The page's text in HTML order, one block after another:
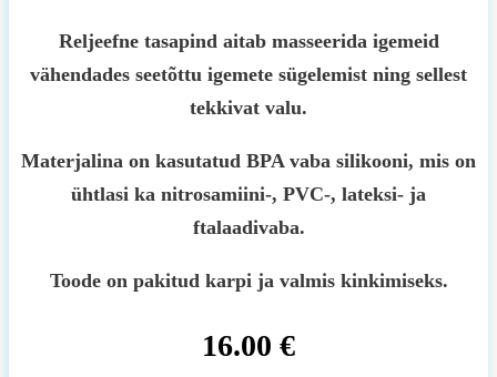
Reljeefne tasapind aitab masseerida igemeid
vähendades seetõttu igemete sügelemist ning sellest
tekkivat valu.
Materjalina on kasutatud BPA vaba silikooni, mis on
ühtlasi ka nitrosamiini-, PVC-, lateksi- ja
ftalaadivaba.
Toode on pakitud karpi ja valmis kinkimiseks.
16.00 €